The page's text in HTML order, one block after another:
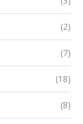
(2)
(7)
(18)
(8)